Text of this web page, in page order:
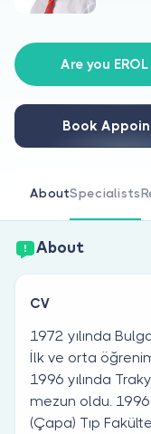
For Doctors
Are
Are you EROL
Book
AboutSpecialists
About
CV
1972 yılında
İlk ve orta
1996 yılında
mezun oldu.
(Çapa) Tıp